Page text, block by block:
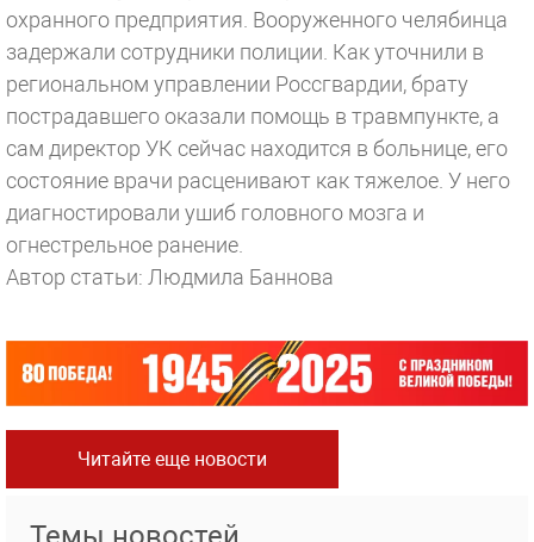
охранного предприятия. Вооруженного челябинца
задержали сотрудники полиции. Как уточнили в
региональном управлении Россгвардии, брату
пострадавшего оказали помощь в травмпункте, а
сам директор УК сейчас находится в больнице, его
состояние врачи расценивают как тяжелое. У него
диагностировали ушиб головного мозга и
огнестрельное ранение.
Автор статьи: Людмила Баннова
Читайте еще новости